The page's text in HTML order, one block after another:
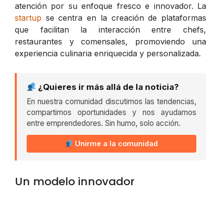
atención por su enfoque fresco e innovador. La
startup se centra en la creación de plataformas
que facilitan la interacción entre chefs,
restaurantes y comensales, promoviendo una
experiencia culinaria enriquecida y personalizada.
¿Quieres ir más allá de la noticia?
En nuestra comunidad discutimos las tendencias,
compartimos oportunidades y nos ayudamos
entre emprendedores. Sin humo, solo acción.
Unirme a la comunidad
Un modelo innovador